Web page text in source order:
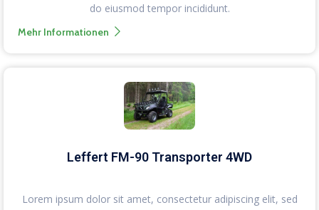
do eiusmod tempor incididunt.
Mehr Informationen
Leffert FM-90 Transporter 4WD
Lorem ipsum dolor sit amet, consectetur adipiscing elit, sed